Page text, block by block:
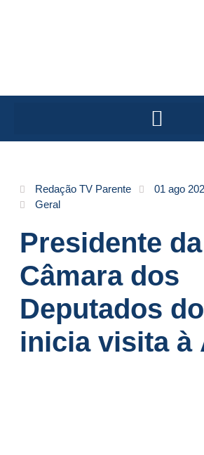
Redação TV Parente 01 ago
Geral
Presidente da
Câmara dos
Deputados
inicia visita à